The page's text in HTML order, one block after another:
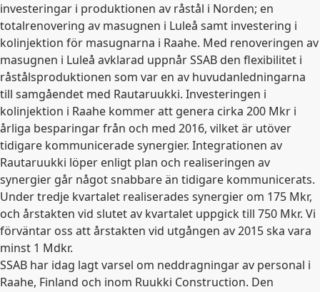
investeringar i produktionen av råstål i Norden; en
totalrenovering av masugnen i Luleå samt investering i
kolinjektion för masugnarna i Raahe. Med renoveringen av
masugnen i Luleå avklarad uppnår SSAB den flexibilitet i
råstålsproduktionen som var en av huvudanledningarna
till samgåendet med Rautaruukki. Investeringen i
kolinjektion i Raahe kommer att genera cirka 200 Mkr i
årliga besparingar från och med 2016, vilket är utöver
tidigare kommunicerade synergier. Integrationen av
Rautaruukki löper enligt plan och realiseringen av
synergier går något snabbare än tidigare kommunicerats.
Under tredje kvartalet realiserades synergier om 175 Mkr,
och årstakten vid slutet av kvartalet uppgick till 750 Mkr. Vi
förväntar oss att årstakten vid utgången av 2015 ska vara
minst 1 Mdkr.
SSAB har idag lagt varsel om neddragningar av personal i
Raahe, Finland och inom Ruukki Construction. Den